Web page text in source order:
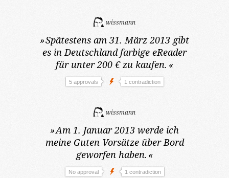
wissmann
»Spätestens am 31. März 2013 gibt
es in Deutschland farbige eReader
für unter 200 € zu kaufen. «
5 approvals 1 contradiction
wissmann
»Am 1. Januar 2013 werde ich
meine Guten Vorsätze über Bord
geworfen haben. «
No approval 1 contradiction